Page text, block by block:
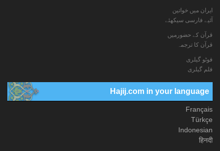
ایران میں خواتین
آئیے فارسی سیکھئے
قرآن کے حضورمیں
قرآن کا ترجمہ
فوٹو گيلری
فلم گیلری
Hajij.com in your language
Français
Türkçe
Indonesian
हिनदी